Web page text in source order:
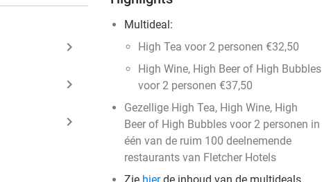
keyboard_arrow_right
keyboard_arrow_right
keyboard_arrow_right
Multideal:
High Tea voor 2 personen €32,50
High Wine, High Beer of High Bubbles
voor 2 personen €37,50
Gezellige High Tea, High Wine, High
Beer of High Bubbles voor 2 personen in
één van de ruim 100 deelnemende
restaurants van Fletcher Hotels